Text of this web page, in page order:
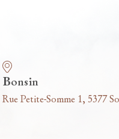
Bonsin
Rue Petite-Somme 1, 5377